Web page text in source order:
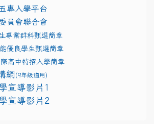
專入學平台
員會聯合會
專業群科甄選簡章
優良學生甄選簡章
高中特招入學簡章
綱 (9年級適用)
presentation/d/
宣導影片1
presentation/d/
宣導影片2